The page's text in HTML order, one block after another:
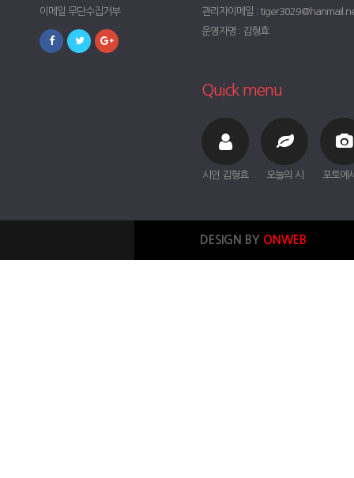
이메일 무단수집거부
관리자이메일 :
운영자명 : 김형효
Quick menu
시인 김형효 오늘의 시 포토에
DESIGN BY ONWEB